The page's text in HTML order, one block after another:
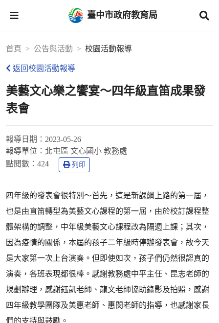
臺中市政府教育局
首頁 公告與活動 校園活動報導
返回校園活動報導
美藝文心樂之饗宴～四年級直笛成果發
表會
報導日期： 2023-05-26
報導單位： 北屯區 文心國小 教務處
點閱數： 424 列印
四年級的發表會很特別～首先，這是新課綱上路的第一屆，
也是由直笛轉型為美藝文心課程的第一屆，由於校訂課程整
體架構的調整，中年級美藝文心課程改為隔週上課；其次，
因為疫情的關係，本屆的孩子二年級時停辦發表會，故今天
是大家第一次上台演奏。但即使如次，孩子們仍然很認真的
演奏，各班表現都很棒。感謝教務處中平主任、昆志老師的
規劃辦理，感謝鈺凱老師、龍文老師協助錄影及拍照，感謝
四年級教學團隊及美惠老師、惠閔老師的指導，也感謝家長
們的支持與鼓勵。